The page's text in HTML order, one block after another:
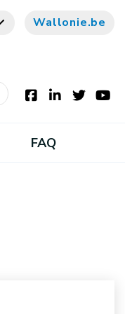
Wallonie.be
FAQ